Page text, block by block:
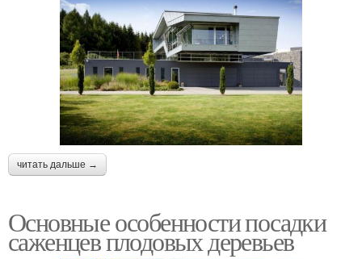
читать дальше →
Основные особенности посадки
саженцев плодовых деревьев